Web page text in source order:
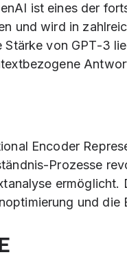
ist eines der
und wird in
Stärke von GPT-3
Encoder
Prozesse
und die